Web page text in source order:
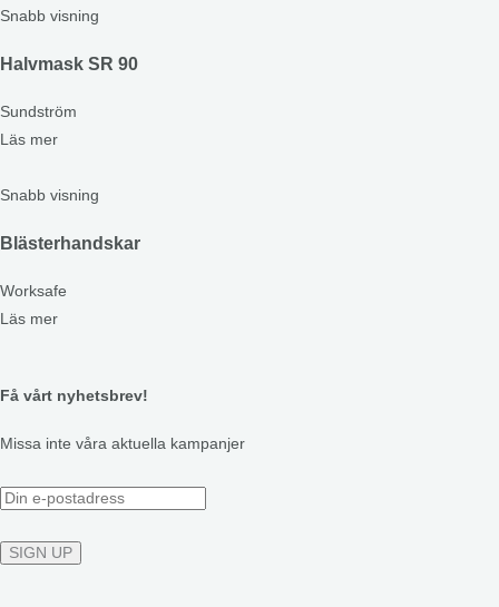
Snabb visning
Halvmask SR 90
Sundström
Läs mer
Snabb visning
Blästerhandskar
Worksafe
Läs mer
Få vårt nyhetsbrev!
Missa inte våra aktuella kampanjer